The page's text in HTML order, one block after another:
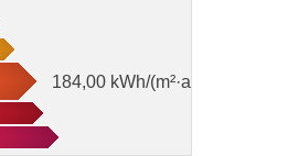
184,00 kWh/(m²·a)